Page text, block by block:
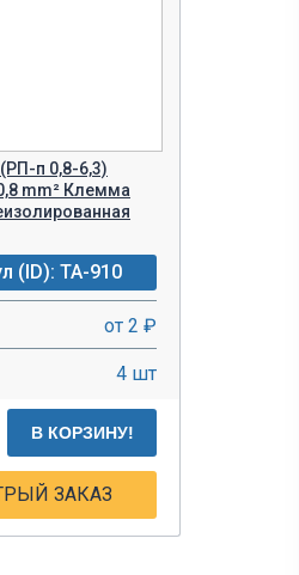
п 0,8-6,3)
mm² Клемма
(ID): TA-910
от 2 ₽
4 шт
В КОРЗИНУ!
ЗАКАЗ